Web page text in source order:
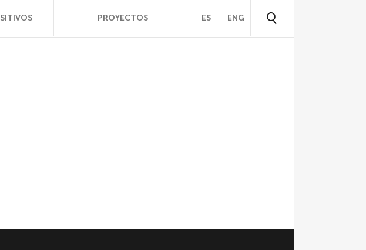
PROYECTOS ES ENG